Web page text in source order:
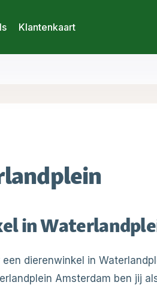
Klantenkaart
in
een dierenwinkel in
Amsterdam ben jij